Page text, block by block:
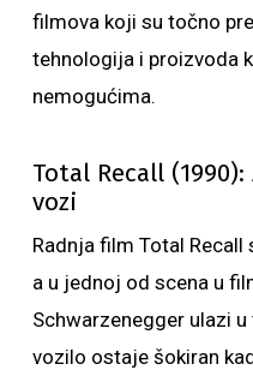
filmova koji su točno
tehnologija i proizvoda
nemogućima.
Total Recall
vozi
Radnja film Total
a u jednoj od scena u
Schwarzenegger ulazi
vozilo ostaje šokiran